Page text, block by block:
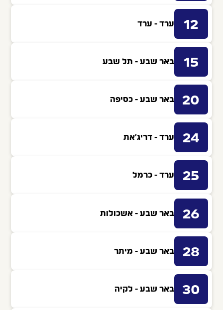
12 ערד - ערד
15 באר שבע - תל שבע
20 באר שבע - כסיפה
24 ערד - דריג'את
25 ערד - כרמל
26 באר שבע - אשכולות
28 באר שבע - מיתר
30 באר שבע - לקיה